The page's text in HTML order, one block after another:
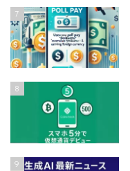
7
8
9